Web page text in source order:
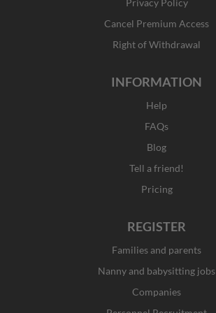
m
r
Cancel Premium Access
Right of Withdrawal
INFORMATION
Help
FAQs
Blog
Tell a friend!
Pricing
REGISTER
Families and parents
Nanny and babysitting jobs
Companies